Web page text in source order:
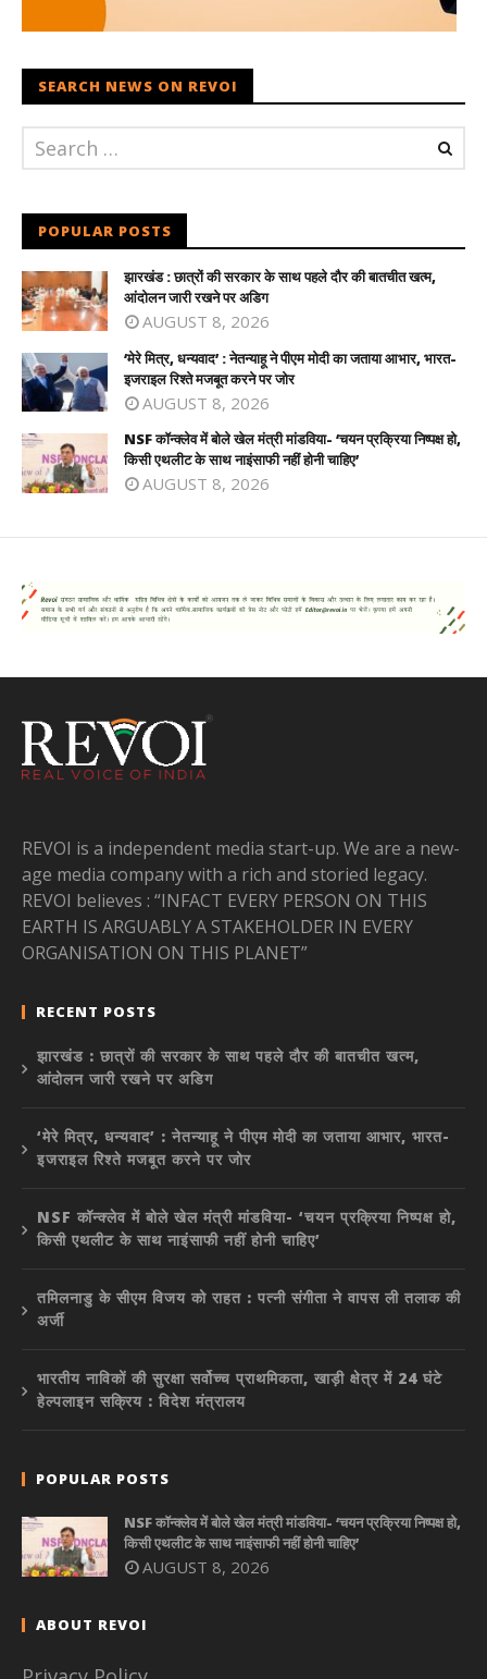
SEARCH NEWS ON REVOI
POPULAR POSTS
झारखंड : छात्रों की सरकार के साथ पहले दौर की बातचीत खत्म,
आंदोलन जारी रखने पर अडिग
AUGUST 8, 2026
‘मेरे मित्र, धन्यवाद’ : नेतन्याहू ने पीएम मोदी का जताया आभार, भारत-
इजराइल रिश्ते मजबूत करने पर जोर
AUGUST 8, 2026
NSF कॉन्क्लेव में बोले खेल मंत्री मांडविया- ‘चयन प्रक्रिया निष्पक्ष हो,
किसी एथलीट के साथ नाइंसाफी नहीं होनी चाहिए’
AUGUST 8, 2026
REVOI is a independent media start-up. We are a new-
age media company with a rich and storied legacy.
REVOI believes : “INFACT EVERY PERSON ON THIS
EARTH IS ARGUABLY A STAKEHOLDER IN EVERY
ORGANISATION ON THIS PLANET”
RECENT POSTS
झारखंड : छात्रों की सरकार के साथ पहले दौर की बातचीत खत्म,
आंदोलन जारी रखने पर अडिग
‘मेरे मित्र, धन्यवाद’ : नेतन्याहू ने पीएम मोदी का जताया आभार, भारत-
इजराइल रिश्ते मजबूत करने पर जोर
NSF कॉन्क्लेव में बोले खेल मंत्री मांडविया- ‘चयन प्रक्रिया निष्पक्ष हो,
किसी एथलीट के साथ नाइंसाफी नहीं होनी चाहिए’
तमिलनाडु के सीएम विजय को राहत : पत्नी संगीता ने वापस ली तलाक की
अर्जी
भारतीय नाविकों की सुरक्षा सर्वोच्च प्राथमिकता, खाड़ी क्षेत्र में 24 घंटे
हेल्पलाइन सक्रिय : विदेश मंत्रालय
POPULAR POSTS
NSF कॉन्क्लेव में बोले खेल मंत्री मांडविया- ‘चयन प्रक्रिया निष्पक्ष हो,
किसी एथलीट के साथ नाइंसाफी नहीं होनी चाहिए’
AUGUST 8, 2026
ABOUT REVOI